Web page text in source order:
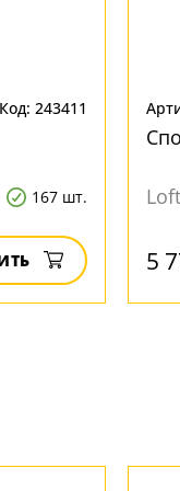
Код: 243411
167 шт.
5